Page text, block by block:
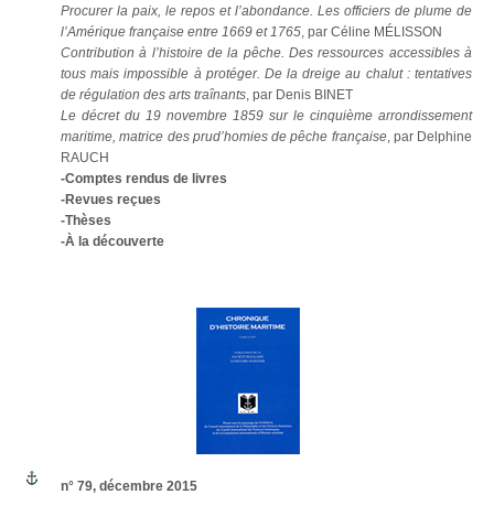
Procurer la paix, le repos et l’abondance. Les officiers de plume de
l’Amérique française entre 1669 et 1765, par Céline MÉLISSON
Contribution à l’histoire de la pêche. Des ressources accessibles à
tous mais impossible à protéger. De la dreige au chalut : tentatives
de régulation des arts traînants, par Denis BINET
Le décret du 19 novembre 1859 sur le cinquième arrondissement
maritime, matrice des prud’homies de pêche française, par Delphine
RAUCH
-Comptes rendus de livres
-Revues reçues
-Thèses
-À la découverte
n° 79, décembre 2015